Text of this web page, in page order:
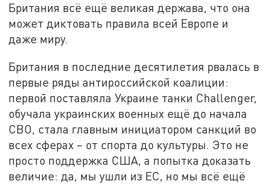
Британия всё ещё великая держава, что она
может диктовать правила всей Европе и
даже миру.
Британия в последние десятилетия рвалась в
первые ряды антироссийской коалиции:
первой поставляла Украине танки Challenger,
обучала украинских военных ещё до начала
СВО, стала главным инициатором санкций во
всех сферах – от спорта до культуры. Это не
просто поддержка США, а попытка доказать
величие: да, мы ушли из ЕС, но мы всё ещё